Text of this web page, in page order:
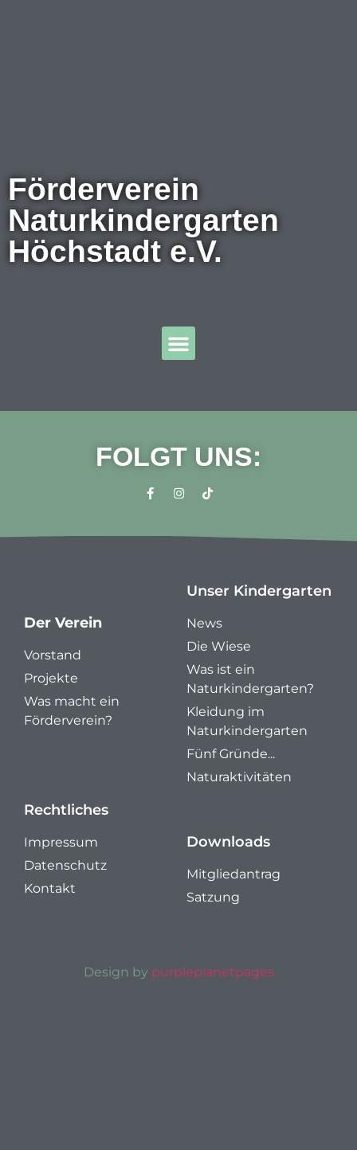
Förderverein
Naturkindergarten
Höchstadt e.V.
FOLGT UNS:
Der Verein
Vorstand
Projekte
Was macht ein
Förderverein?
Unser Kindergarten
News
Die Wiese
Was ist ein
Naturkindergarten?
Kleidung im
Naturkindergarten
Fünf Gründe...
Naturaktivitäten
Rechtliches
Impressum
Datenschutz
Kontakt
Downloads
Mitgliedantrag
Satzung
Design by purpleplanetpages